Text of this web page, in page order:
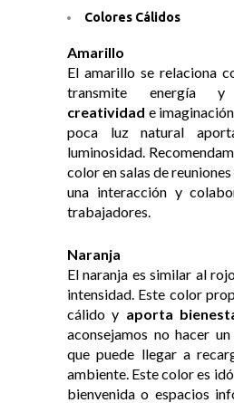
Colores Cálidos
Amarillo
El amarillo se relaciona
transmite energía
creatividad e
poca luz natural
luminosidad.
color en salas de
una interacción y
trabajadores.
Naranja
El naranja es similar al
intensidad. Este color
cálido y aporta
aconsejamos no hacer
que puede llegar a
ambiente. Este color es
bienvenida o espacios